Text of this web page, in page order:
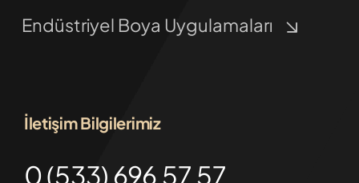
Endüstriyel Boya Uygulamaları
İletişim Bilgilerimiz
0 (533) 696 57 57